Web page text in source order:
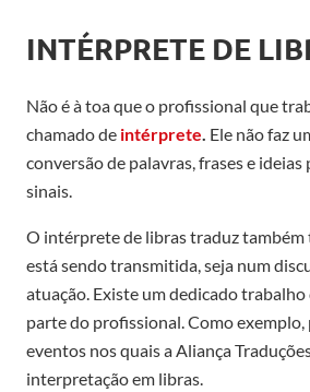
INTÉRPRETE DE
Não é à toa que o profissional que
chamado de intérprete. Ele não faz
conversão de palavras, frases e ideias
sinais.
O intérprete de libras traduz também
está sendo transmitida, seja num
atuação. Existe um dedicado
parte do profissional. Como
eventos nos quais a Aliança
interpretação em libras.